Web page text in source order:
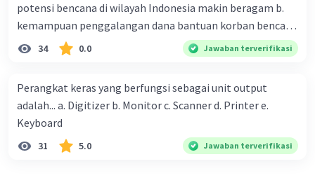
potensi bencana di wilayah Indonesia makin beragam b.
kemampuan penggalangan dana bantuan korban bencana
makin tinggi c. pemahaman pendidikan kebencanaan
kepada masyarakat masih rendah d. masyarakat
bencana e. kepercayaan pemerintah bahwa masyarakat
mampu mengatasi bencana
34 0.0 Jawaban terverifikasi
Perangkat keras yang berfungsi sebagai unit output
adalah... a. Digitizer b. Monitor c. Scanner d. Printer e.
Keyboard
31 5.0 Jawaban terverifikasi